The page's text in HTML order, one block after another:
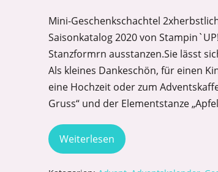
Mini-Geschenkschachtel
Saisonkatalog 2020 von
Stanzformrn ausstanzen.Sie lässt
Als kleines Dankeschön, für einen
eine Hochzeit oder zum
Gruss“ und der Elementstanze
Weiterlesen